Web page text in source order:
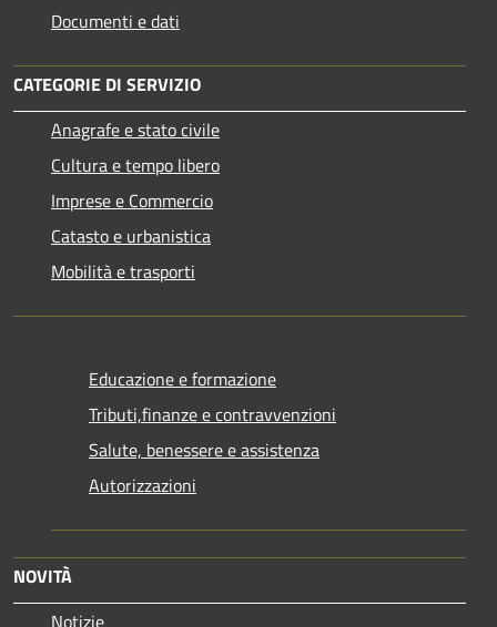
Documenti e dati
CATEGORIE DI SERVIZIO
Anagrafe e stato civile
Cultura e tempo libero
Imprese e Commercio
Catasto e urbanistica
Mobilità e trasporti
Educazione e formazione
Tributi,finanze e contravvenzioni
Salute, benessere e assistenza
Autorizzazioni
NOVITÀ
Notizie